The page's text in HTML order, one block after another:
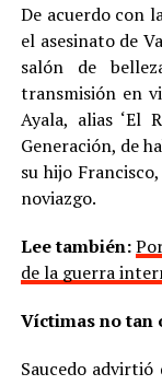
De acuerdo con
el asesinato de
salón de
transmisión en
Ayala, alias ‘El
Generación, de
su hijo
noviazgo.
Lee también:
de la guerra
Víctimas no tan
Saucedo